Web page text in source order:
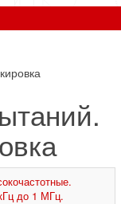
до 1 МГц.